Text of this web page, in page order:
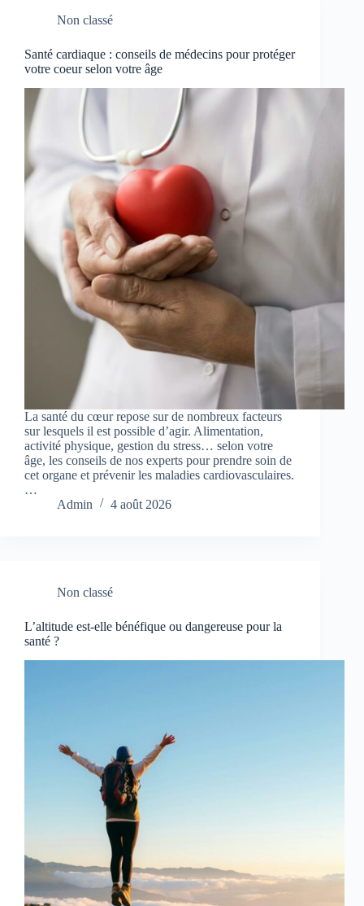
Non classé
Santé cardiaque : conseils de médecins pour protéger
votre coeur selon votre âge
La santé du cœur repose sur de nombreux facteurs
sur lesquels il est possible d’agir. Alimentation,
activité physique, gestion du stress… selon votre
âge, les conseils de nos experts pour prendre soin de
cet organe et prévenir les maladies cardiovasculaires.
…
Admin
4 août 2026
Non classé
L’altitude est-elle bénéfique ou dangereuse pour la
santé ?